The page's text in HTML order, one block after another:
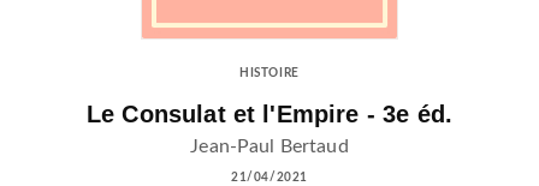
HISTOIRE
Le Consulat et l'Empire - 3e éd.
Jean-Paul Bertaud
21/04/2021